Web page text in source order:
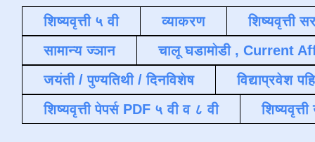
शिष्यवृत्ती ५ वी व्याकरण
शिष्यवृत्ती
सामान्य ज्ञान
चालू घडामोडी , Current
जयंती / पुण्यतिथी / दिनविशेष
विद्याप्रवेश
शिष्यवृत्ती पेपर्स PDF ५ वी व ८ वी